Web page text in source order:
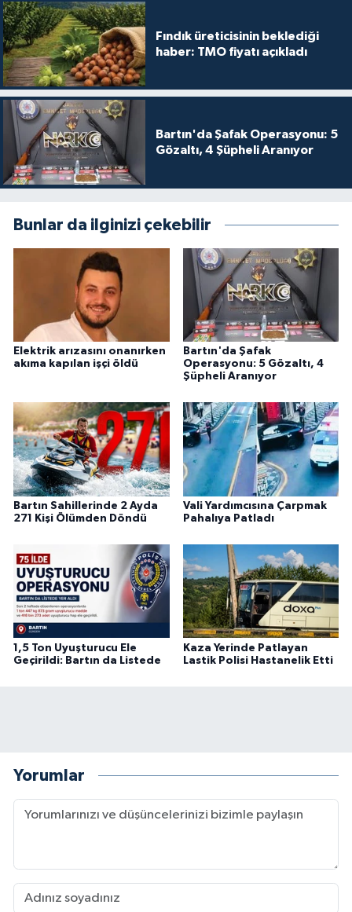
Fındık üreticisinin beklediği
haber: TMO fiyatı açıkladı
Bartın'da Şafak Operasyonu: 5
Gözaltı, 4 Şüpheli Aranıyor
Bunlar da ilginizi çekebilir
Elektrik arızasını onanırken
akıma kapılan işçi öldü
Bartın'da Şafak
Operasyonu: 5 Gözaltı, 4
Şüpheli Aranıyor
Bartın Sahillerinde 2 Ayda
271 Kişi Ölümden Döndü
Vali Yardımcısına Çarpmak
Pahalıya Patladı
1,5 Ton Uyuşturucu Ele
Geçirildi: Bartın da Listede
Kaza Yerinde Patlayan
Lastik Polisi Hastanelik Etti
Yorumlar